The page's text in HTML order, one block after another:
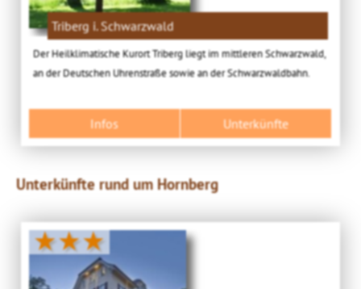
Triberg i. Schwarzwald
Der Heilklimatische Kurort Triberg liegt im mittleren Schwarzwald,
an der Deutschen Uhrenstraße sowie an der Schwarzwaldbahn.
Infos Unterkünfte
Unterkünfte rund um Hornberg
★★★